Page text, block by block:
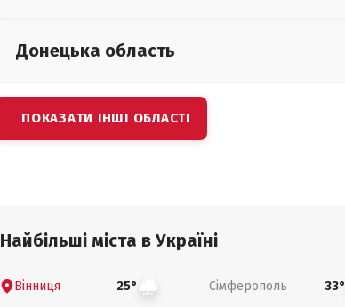
Донецька область
ПОКАЗАТИ ІНШІ ОБЛАСТІ
Найбільші міста в Україні
Вінниця 25° Сімферополь 33°